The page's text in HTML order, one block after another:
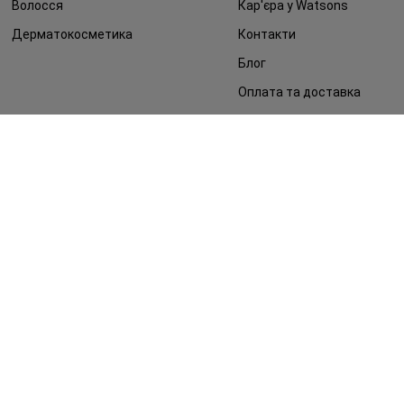
Волосся
Дерматокосметика
Кар'єра у Watsons
Контакти
Блог
Оплата та доставка